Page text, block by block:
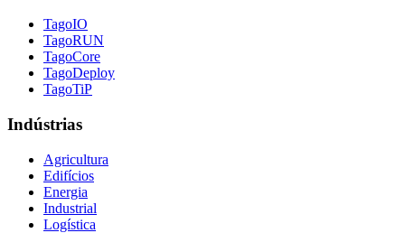
TagoIO
TagoRUN
TagoCore
TagoDeploy
TagoTiP
Indústrias
Agricultura
Edifícios
Energia
Industrial
Logística